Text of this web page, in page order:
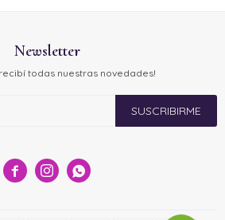
  
Newsletter
todas nuestras novedades!
SUSCRIBIRME